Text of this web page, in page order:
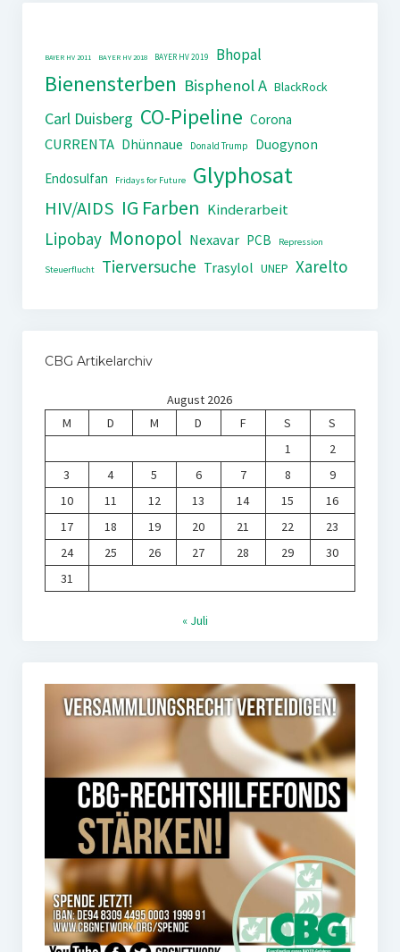
BAYER HV 2011 BAYER HV 2018 BAYER HV 2019 Bhopal
Bienensterben Bisphenol A BlackRock
Carl Duisberg CO-Pipeline Corona
CURRENTA Dhünnaue Donald Trump
Duogynon
Endosulfan
Fridays for Future Glyphosat
HIV/AIDS IG Farben Kinderarbeit
Lipobay Monopol Nexavar PCB Repression
Steuerflucht Tierversuche Trasylol UNEP Xarelto
CBG Artikelarchiv
August 2026
M
D M D F S
S
1
2
3
4 5 6 7 8
9
10
11 12 13 14 15
16
17
18 19 20 21 22
23
24
25 26 27 28 29
30
31
« Juli